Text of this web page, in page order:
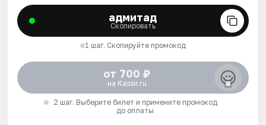
адмитад
Скопировать
1 шаг. Скопируйте промокод
от 700 ₽
на Kassir.ru
2 шаг. Выберите билет и примените промокод
до оплаты